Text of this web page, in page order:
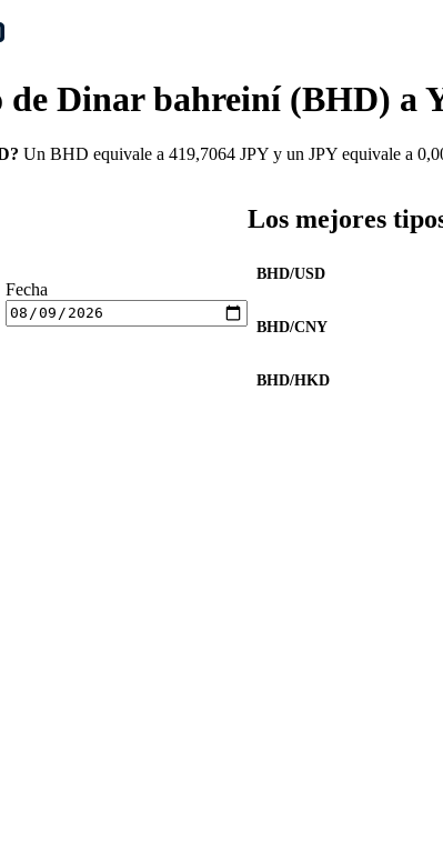
de Dinar bahreiní (BHD) a
Un BHD equivale a 419,7064 JPY y un JPY equivale a
Fecha
Los mejores
BHD/USD
BHD/CNY
BHD/HKD